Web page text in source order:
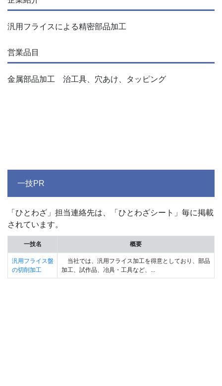
汎用フライスによる精密部品加工
営業品目
金属部品加工 治工具、穴あけ、タッピング
一技PR
「ひとわざ」担当連絡先は、「ひとわざシート」毎に掲載
されています。
一技名 概要
汎用フライス盤
の切削加工
当社では、汎用フライス加工を得意としており、部品
加工、試作品、冶具・工具など、...